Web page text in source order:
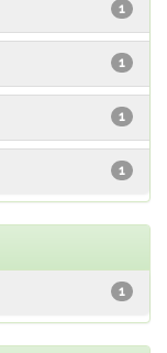
1
1
1
1
1